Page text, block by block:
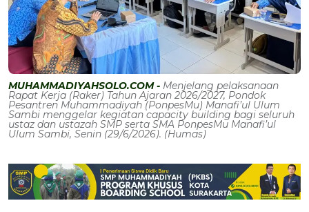
MUHAMMADIYAHSOLO.COM - Menjelang pelaksanaan
Rapat Kerja (Raker) Tahun Ajaran 2026/2027, Pondok
Pesantren Muhammadiyah (PonpesMu) Manafi’ul Ulum
Sambi menggelar kegiatan capacity building bagi seluruh
ustaz dan ustazah SMP serta SMA PonpesMu Manafi’ul
Ulum Sambi, Senin (29/6/2026). (Humas)